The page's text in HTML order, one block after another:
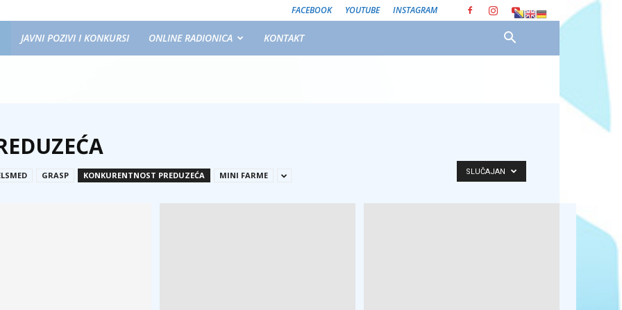
FACEBOOK YOUTUBE INSTAGRAM
JAVNI POZIVI I KONKURSI ONLINE RADIONICA KONTAKT
GRASP KONKURENTNOST PREDUZEĆA MINI FARME SLUČAJAN